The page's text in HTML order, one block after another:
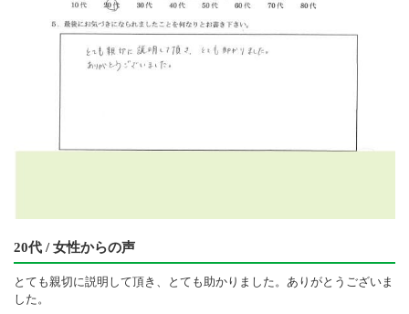
20代 / 女性からの声
とても親切に説明して頂き、とても助かりました。ありがとうございま
した。